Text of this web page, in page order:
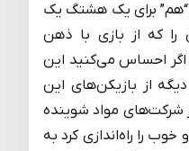
“هم” برای یک هشتگ یک
که از بازی با ذهن
احساس می‌کنید این
از بازیکن‌های این
شرکت‌های مواد شوینده
را راه‌اندازی کرد به